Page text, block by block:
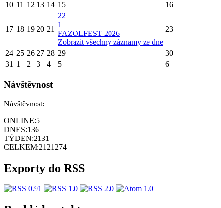
10 11 12 13 14 15 16
17 18 19 20 21
22
1
FAZOLFEST 2026
Zobrazit všechny záznamy ze dne
23
24 25 26 27 28 29
30
31 1 2 3 4 5 6
Návštěvnost
Návštěvnost:
ONLINE:5
DNES:136
TÝDEN:2131
CELKEM:2121274
Exporty do RSS